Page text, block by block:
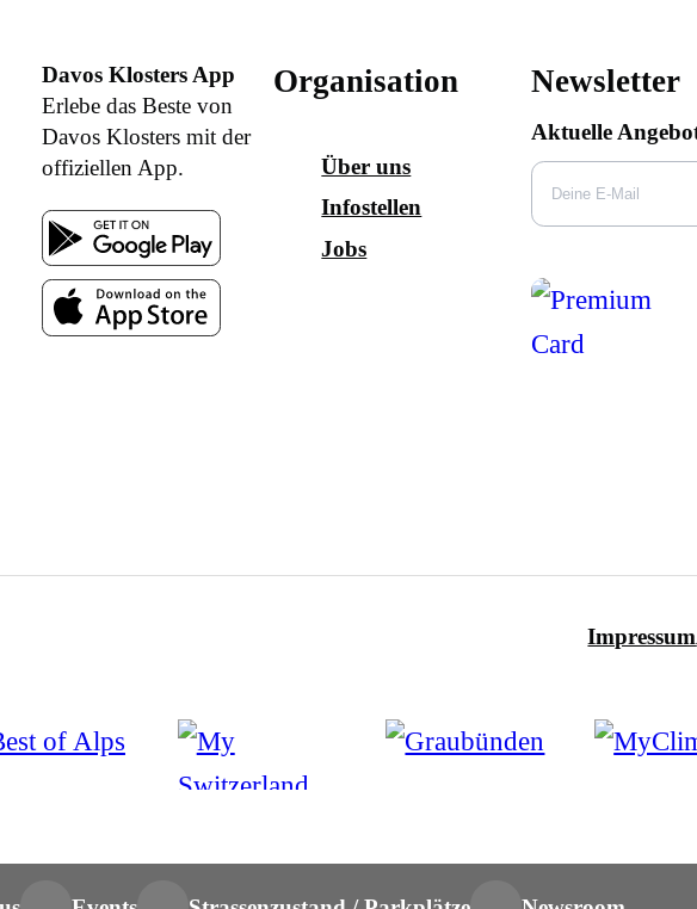
Davos Klosters App
Erlebe das Beste von
Davos Klosters mit der
offiziellen App.
Organisation
Über uns
Infostellen
Jobs
Newsletter
Aktuelle
Impressum